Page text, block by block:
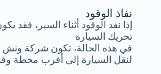
نفاذ الوقود
إذا نفد الوقود أثناء السير، فقد
تحريك السيارة
في هذه الحالة، تكون شركة ونش
لنقل السيارة إلى أقرب محطة